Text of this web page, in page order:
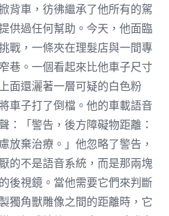
背車，彷彿繼承了他所有的駕
供過任何幫助。今天，他面臨
戰，一條夾在理髮店與一間專
巷。一個看起來比他車子尺寸
面還灑著一層可疑的白色粉
車子打了倒檔。他的車載語音
：「警告，後方障礙物距離：
放棄治療。」他忽略了警告，
的不是語音系統，而是那兩塊
後視鏡。當他需要它們來判斷
獨角獸雕像之間的距離時，它